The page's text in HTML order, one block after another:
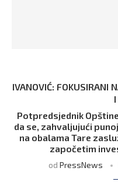
IVANOVIĆ: FOKUSIRANI
Potpredsjednik
da se, zahvaljujući
na obalama Tare
započetim
od PressNews